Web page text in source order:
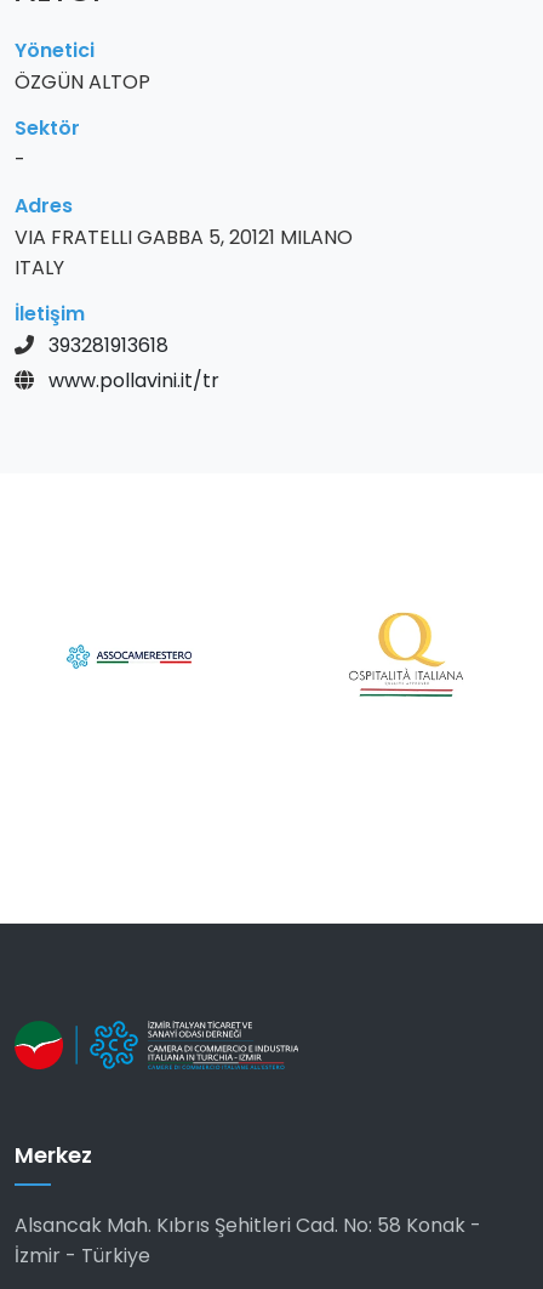
Yönetici
ÖZGÜN ALTOP
Sektör
-
Adres
VIA FRATELLI GABBA 5, 20121 MILANO
ITALY
İletişim
393281913618
www.pollavini.it/tr
Merkez
Alsancak Mah. Kıbrıs Şehitleri Cad. No: 58 Konak -
İzmir - Türkiye